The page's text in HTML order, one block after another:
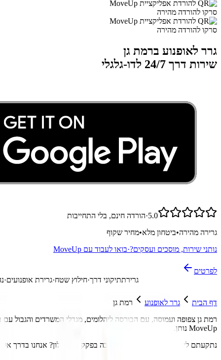
סרקו להורדה מהירה
סרקו להורדה מהירה
גרר לאופנוע ברמת גן
שירות דרך 24/7 לדו-גלגלי
5.0
·הורדה חינם, בלי התחייבות
גרירה מהירה•ביטחון מלא•מחיר שקוף
נותני שירות, מוסכים ועסקים?·בואו לעבוד עם MoveUp
לפרטים
גרירת חילוץ שטח· תיקוני דרך· גרירת
דף הבית גרר לאופנוע
רמת גן
רמת גן צפופה ועמוסה, עם הבורסה ליהלומים, מגדלי המשרדים והגבול עם
MoveUp נותן.
נתקעתם ליד הבורסה או שהאופנוע כבה בפקק על איילון? אנחנו בדרך